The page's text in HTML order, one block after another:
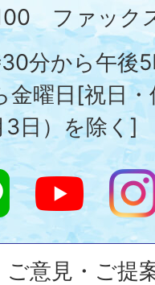
ファック
分から午後
金曜日[祝日
3日）を除く]
ご意見・ご提